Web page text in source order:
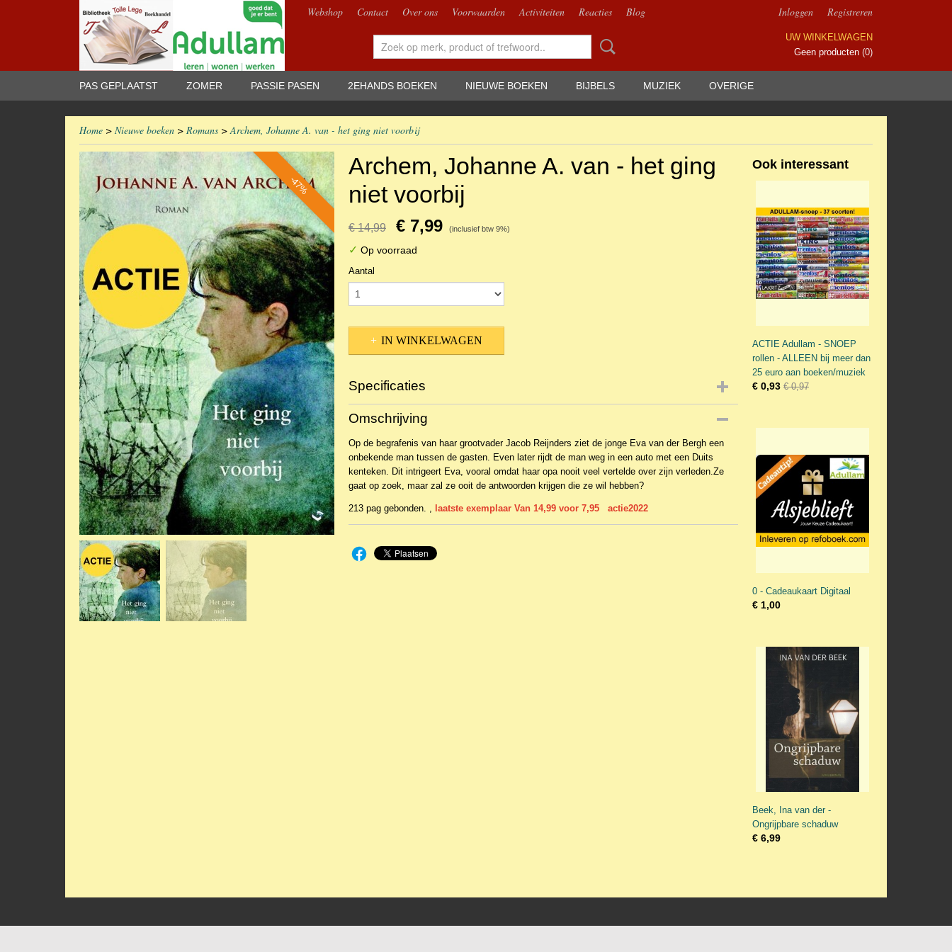
Webshop Contact Over ons Voorwaarden Activiteiten Reacties Blog Inloggen Registreren
UW WINKELWAGEN
Geen producten (0)
PAS GEPLAATST ZOMER PASSIE PASEN 2EHANDS BOEKEN NIEUWE BOEKEN BIJBELS MUZIEK OVERIGE
Home > Nieuwe boeken > Romans >Archem, Johanne A. van - het ging niet voorbij
-47%
Archem, Johanne A. van - het ging
niet voorbij
€ 14,99 € 7,99 (inclusief btw 9%)
✓ Op voorraad
Aantal
IN WINKELWAGEN
Specificaties
Productcode
EAN code
Omschrijving
Op de begrafenis van haar grootvader Jacob Reijnders ziet de jonge Eva van der Bergh een
onbekende man tussen de gasten. Even later rijdt de man weg in een auto met een Duits
kenteken. Dit intrigeert Eva, vooral omdat haar opa nooit veel vertelde over zijn verleden.Ze
gaat op zoek, maar zal ze ooit de antwoorden krijgen die ze wil hebben?
213 pag gebonden. , laatste exemplaar Van 14,99 voor 7,95 actie2022
Ook interessant
ACTIE Adullam - SNOEP
rollen - ALLEEN bij meer dan
25 euro aan boeken/muziek
€ 0,93 € 0,97
0 - Cadeaukaart Digitaal
€ 1,00
Beek, Ina van der -
Ongrijpbare schaduw
€ 6,99